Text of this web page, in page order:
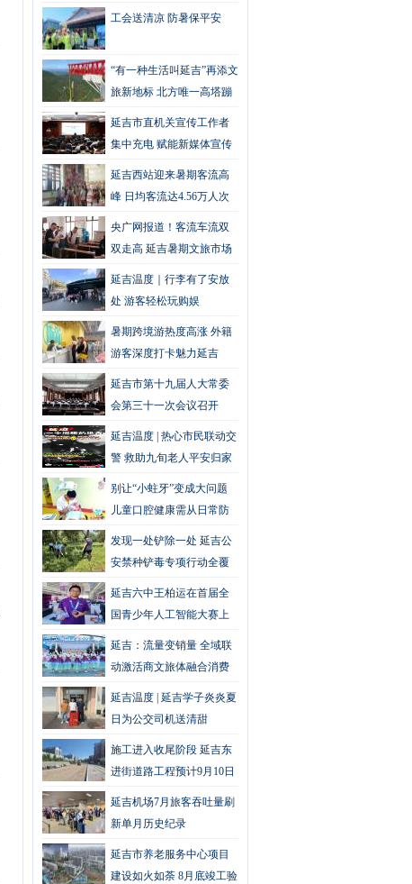
工会送清凉 防暑保平安
“有一种生活叫延吉”再添文
旅新地标 北方唯一高塔蹦
极正式运营
延吉市直机关宣传工作者
集中充电 赋能新媒体宣传
提质增效
延吉西站迎来暑期客流高
峰 日均客流达4.56万人次
央广网报道！客流车流双
双走高 延吉暑期文旅市场
持续火爆
延吉温度｜行李有了安放
处 游客轻松玩购娱
暑期跨境游热度高涨 外籍
游客深度打卡魅力延吉
延吉市第十九届人大常委
会第三十一次会议召开
延吉温度 | 热心市民联动交
警 救助九旬老人平安归家
别让“小蛀牙”变成大问题
儿童口腔健康需从日常防
护做起
发现一处铲除一处 延吉公
安禁种铲毒专项行动全覆
盖无死角
延吉六中王柏运在首届全
国青少年人工智能大赛上
获专项奖，全国仅10人
延吉：流量变销量 全域联
动激活商文旅体融合消费
新动能
延吉温度 | 延吉学子炎炎夏
日为公交司机送清甜
施工进入收尾阶段 延吉东
进街道路工程预计9月10日
通车
延吉机场7月旅客吞吐量刷
新单月历史纪录
延吉市养老服务中心项目
建设如火如荼 8月底竣工验